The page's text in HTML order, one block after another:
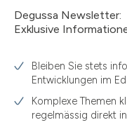
3.05
3.11
3.12
3.44
Degussa Newsletter:
Exklusive
Bleiben Sie stets
Entwicklungen im
Komplexe Themen
regelmässig direkt